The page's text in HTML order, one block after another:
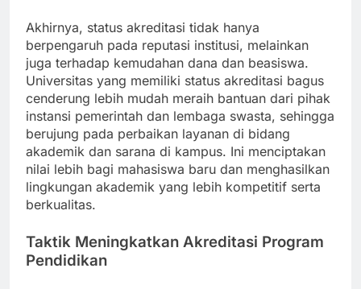
Akhirnya, status akreditasi tidak hanya
berpengaruh pada reputasi institusi, melainkan
juga terhadap kemudahan dana dan beasiswa.
Universitas yang memiliki status akreditasi bagus
cenderung lebih mudah meraih bantuan dari pihak
instansi pemerintah dan lembaga swasta, sehingga
berujung pada perbaikan layanan di bidang
akademik dan sarana di kampus. Ini menciptakan
nilai lebih bagi mahasiswa baru dan menghasilkan
lingkungan akademik yang lebih kompetitif serta
berkualitas.
Taktik Meningkatkan Akreditasi Program
Pendidikan